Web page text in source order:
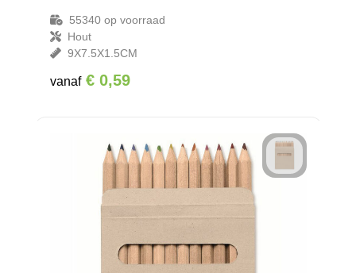
55340op voorraad
Hout
9X7.5X1.5CM
vanaf € 0,59